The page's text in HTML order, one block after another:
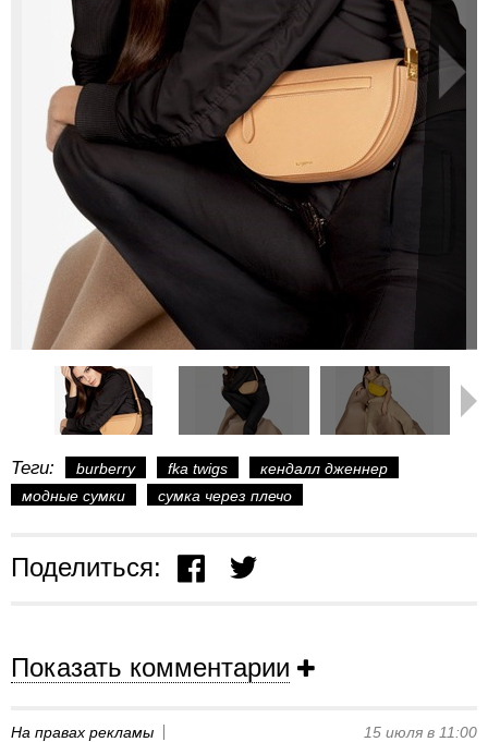
Теги: burberry fka twigs
кендалл дженнер
модные сумки
сумка через плечо
Поделиться:
Показать комментарии
На правах рекламы 15 июля в 11:00